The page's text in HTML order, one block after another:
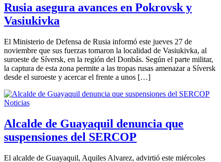
Rusia asegura avances en Pokrovsk y
Vasiukivka
El Ministerio de Defensa de Rusia informó este jueves 27 de
noviembre que sus fuerzas tomaron la localidad de Vasiukivka, al
suroeste de Síversk, en la región del Donbás. Según el parte militar,
la captura de esta zona permite a las tropas rusas amenazar a Síversk
desde el suroeste y acercar el frente a unos […]
Noticias
Alcalde de Guayaquil denuncia que
suspensiones del SERCOP
El alcalde de Guayaquil, Aquiles Alvarez, advirtió este miércoles